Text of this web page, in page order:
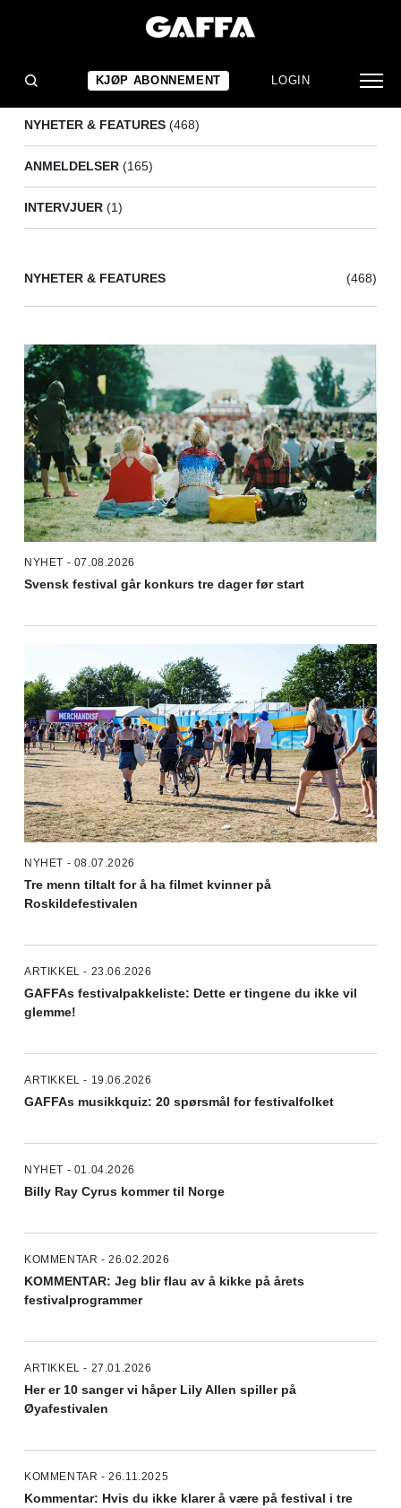
KJØP ABONNEMENT LOGIN
NYHETER & FEATURES (468)
ANMELDELSER (165)
INTERVJUER (1)
NYHETER & FEATURES (468)
NYHET - 07.08.2026
Svensk festival går konkurs tre dager før start
NYHET - 08.07.2026
Tre menn tiltalt for å ha filmet kvinner på
Roskildefestivalen
ARTIKKEL - 23.06.2026
GAFFAs festivalpakkeliste: Dette er tingene du ikke vil
glemme!
ARTIKKEL - 19.06.2026
GAFFAs musikkquiz: 20 spørsmål for festivalfolket
NYHET - 01.04.2026
Billy Ray Cyrus kommer til Norge
KOMMENTAR - 26.02.2026
KOMMENTAR: Jeg blir flau av å kikke på årets
festivalprogrammer
ARTIKKEL - 27.01.2026
Her er 10 sanger vi håper Lily Allen spiller på
Øyafestivalen
KOMMENTAR - 26.11.2025
Kommentar: Hvis du ikke klarer å være på festival i tre